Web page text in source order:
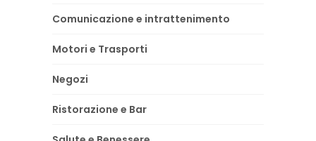
Comunicazione e intrattenimento
Motori e Trasporti
Negozi
Ristorazione e Bar